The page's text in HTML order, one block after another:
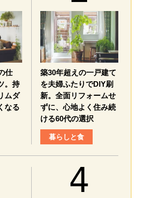
仕
。持
ムダ
なる
築30年超えの一戸建て
を夫婦ふたりでDIY刷
新。全面リフォームせ
ずに、心地よく住み続
ける60代の選択
暮らしと食